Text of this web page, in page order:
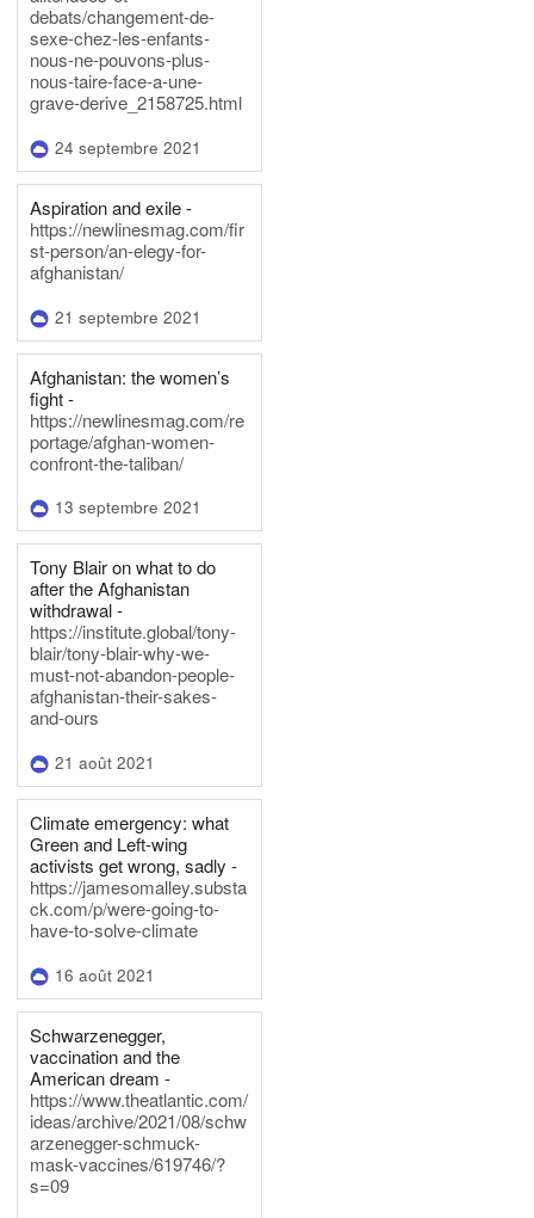
debats/changement-de-
sexe-chez-les-enfants-
nous-ne-pouvons-plus-
nous-taire-face-a-une-
grave-derive_2158725.html
24 septembre 2021
Aspiration and exile -
https://newlinesmag.com/fir
st-person/an-elegy-for-
afghanistan/
21 septembre 2021
Afghanistan: the women’s
fight -
https://newlinesmag.com/re
portage/afghan-women-
confront-the-taliban/
13 septembre 2021
Tony Blair on what to do
after the Afghanistan
withdrawal -
https://institute.global/tony-
blair/tony-blair-why-we-
must-not-abandon-people-
afghanistan-their-sakes-
and-ours
21 août 2021
Climate emergency: what
Green and Left-wing
activists get wrong, sadly -
https://jamesomalley.substa
ck.com/p/were-going-to-
have-to-solve-climate
16 août 2021
Schwarzenegger,
vaccination and the
American dream -
https://www.theatlantic.com/
ideas/archive/2021/08/schw
arzenegger-schmuck-
mask-vaccines/619746/?
s=09